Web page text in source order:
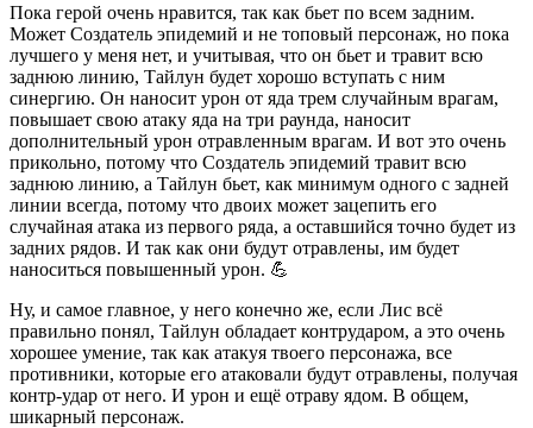
Пока герой очень нравится, так как бьет по всем задним.
Может Создатель эпидемий и не топовый персонаж, но пока
лучшего у меня нет, и учитывая, что он бьет и травит всю
заднюю линию, Тайлун будет хорошо вступать с ним
синергию. Он наносит урон от яда трем случайным врагам,
повышает свою атаку яда на три раунда, наносит
дополнительный урон отравленным врагам. И вот это очень
прикольно, потому что Создатель эпидемий травит всю
заднюю линию, а Тайлун бьет, как минимум одного с задней
линии всегда, потому что двоих может зацепить его
случайная атака из первого ряда, а оставшийся точно будет из
задних рядов. И так как они будут отравлены, им будет
наноситься повышенный урон. 💪
Ну, и самое главное, у него конечно же, если Лис всё
правильно понял, Тайлун обладает контрударом, а это очень
хорошее умение, так как атакуя твоего персонажа, все
противники, которые его атаковали будут отравлены, получая
контр-удар от него. И урон и ещё отраву ядом. В общем,
шикарный персонаж.